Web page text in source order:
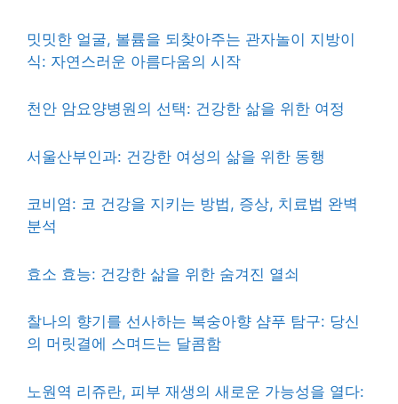
밋밋한 얼굴, 볼륨을 되찾아주는 관자놀이 지방이
식: 자연스러운 아름다움의 시작
천안 암요양병원의 선택: 건강한 삶을 위한 여정
서울산부인과: 건강한 여성의 삶을 위한 동행
코비염: 코 건강을 지키는 방법, 증상, 치료법 완벽
분석
효소 효능: 건강한 삶을 위한 숨겨진 열쇠
찰나의 향기를 선사하는 복숭아향 샴푸 탐구: 당신
의 머릿결에 스며드는 달콤함
노원역 리쥬란, 피부 재생의 새로운 가능성을 열다: